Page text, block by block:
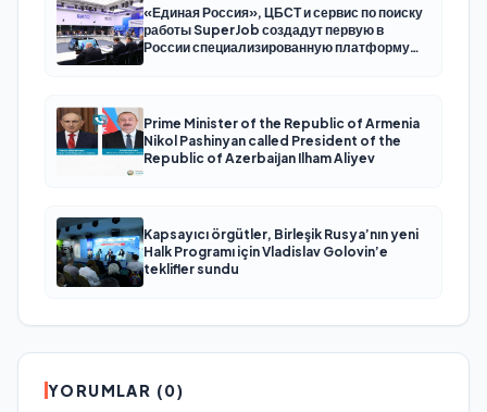
«Единая Россия», ЦБСТ и сервис по поиску
работы SuperJob создадут первую в
России специализированную платформу
Prime Minister of the Republic of Armenia
Nikol Pashinyan called President of the
Republic of Azerbaijan Ilham Aliyev
Kapsayıcı örgütler, Birleşik Rusya’nın yeni
Halk Programı için Vladislav Golovin’e
teklifler sundu
YORUMLAR (0)